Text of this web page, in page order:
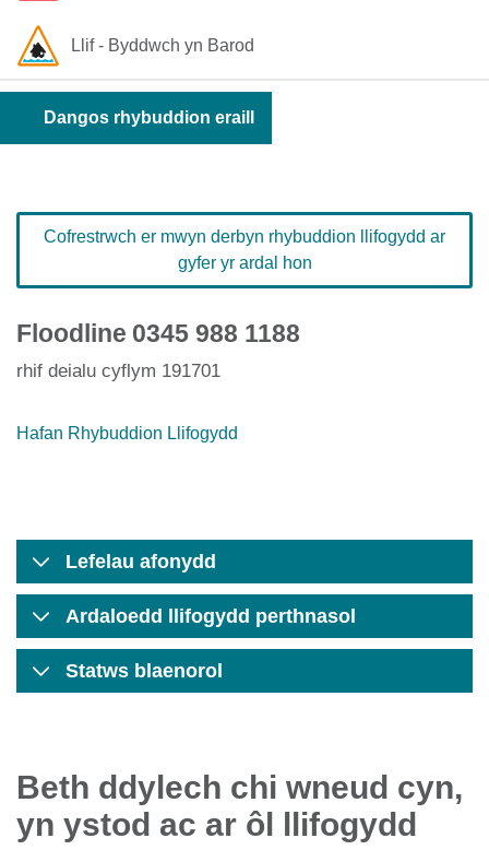
Llif - Byddwch yn Barod
Dangos rhybuddion eraill
Cofrestrwch er mwyn derbyn rhybuddion llifogydd ar
gyfer yr ardal hon
Floodline 0345 988 1188
rhif deialu cyflym 191701
Hafan Rhybuddion Llifogydd
Lefelau afonydd
Ardaloedd llifogydd perthnasol
Statws blaenorol
Beth ddylech chi wneud cyn,
yn ystod ac ar ôl llifogydd